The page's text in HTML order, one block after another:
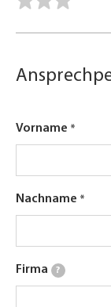
Vorname
Nachname
Firma ?